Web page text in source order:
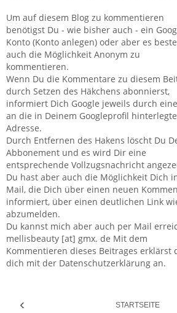
Um auf diesem Blog zu kommentieren
benötigst Du - wie bisher auch - ein
Konto (Konto anlegen) oder aber es
auch die Möglichkeit Anonym zu
kommentieren.
Wenn Du die Kommentare zu diesem
durch Setzen des Häkchens abonnierst,
informiert Dich Google jeweils durch
an die in Deinem Googleprofil
Adresse.
Durch Entfernen des Hakens löscht Du
Abbonement und es wird Dir eine
entsprechende Vollzugsnachricht
Du hast aber auch die Möglichkeit Dich
Mail, die Dich über einen neuen
informiert, über einen deutlichen Link
abzumelden.
Du kannst mich aber auch per Mail
mellisbeauty [at] gmx. de Mit dem
Kommentieren dieses Beitrages erklärst
dich mit der Datenschutzerklärung an.
‹ STARTSEITE